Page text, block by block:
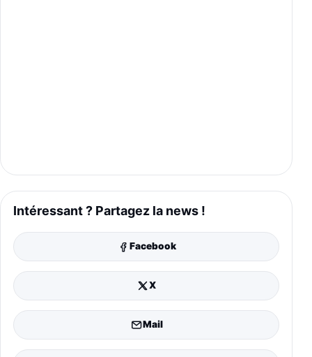
Intéressant ? Partagez la news !
Facebook
X
Mail